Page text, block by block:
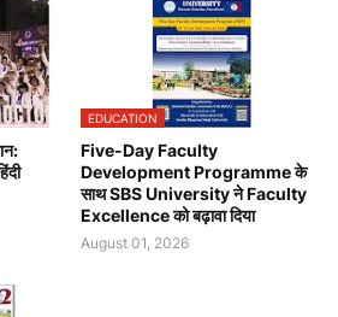
EDUCATION
Five-Day Faculty
Development Programme के
साथ SBS University ने Faculty
Excellence को बढ़ावा दिया
August 01, 2026